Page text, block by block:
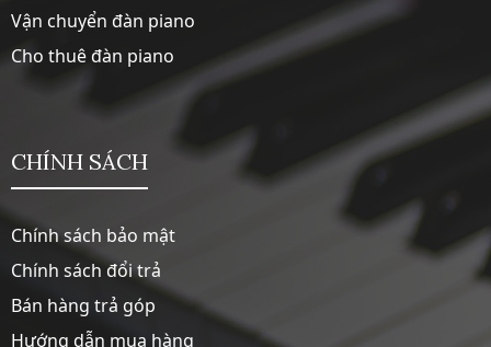
Vận chuyển đàn piano
Cho thuê đàn piano
CHÍNH SÁCH
Chính sách bảo mật
Chính sách đổi trả
Bán hàng trả góp
Hướng dẫn mua hàng